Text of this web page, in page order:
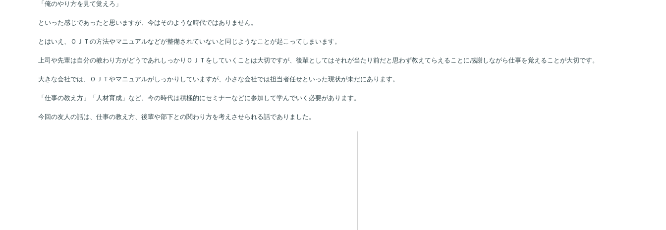
彼はこのような思いでモヤモヤしていましたが、この話は奥が深く自分だったらどう思うのだろうと感じました。
昔の職人のような考えですと、
「俺のやり方を見て覚えろ」
といった感じであったと思いますが、今はそのような時代ではありません。
とはいえ、ＯＪＴの方法やマニュアルなどが整備されていないと同じようなことが起こってしまいます。
上司や先輩は自分の教わり方がどうであれしっかりＯＪＴをしていくことは大切ですが、後輩としてはそれが当たり前だと思わず教えてらえることに感謝しながら仕事を覚えることが大切です。
大きな会社では、ＯＪＴやマニュアルがしっかりしていますが、小さな会社では担当者任せといった現状が未だにあります。